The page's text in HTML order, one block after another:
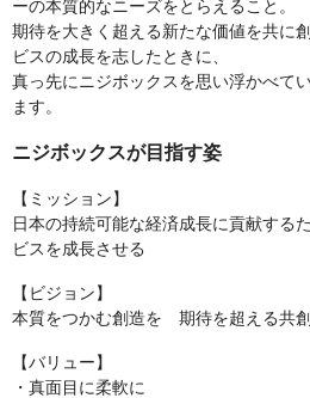
ーの本質的なニーズをとらえること。
期待を大きく超える新たな価値を共に
ビスの成長を志したときに、
真っ先にニジボックスを思い浮かべて
ます。
ニジボックスが目指す姿
【ミッション】
⽇本の持続可能な経済成⻑に貢献する
ビスを成⻑させる
【ビジョン】
本質をつかむ創造を 期待を超える共
【バリュー】
・真面目に柔軟に